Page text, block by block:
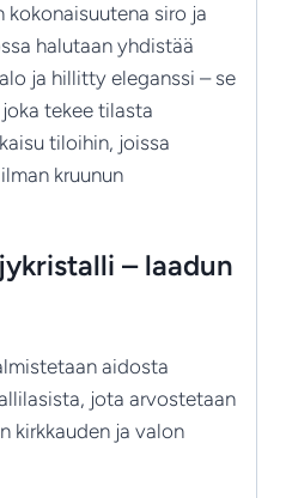
siro ja
halutaan yhdistää
ja hillitty eleganssi – se
tekee tilasta
tiloihin, joissa
kruunun
– laadun
aidosta
jota arvostetaan
kirkkauden ja valon